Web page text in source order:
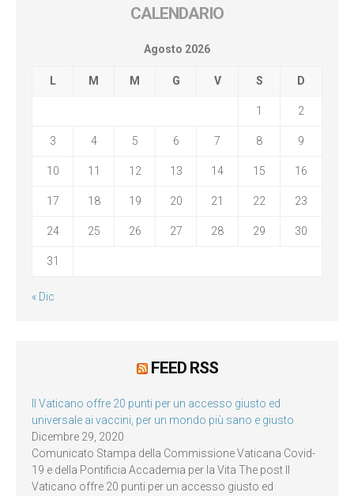
CALENDARIO
Agosto 2026
L M M G V S D
1 2
3 4 5 6 7 8 9
10 11 12 13 14 15 16
17 18 19 20 21 22 23
24 25 26 27 28 29 30
31
« Dic
FEED RSS
Il Vaticano offre 20 punti per un accesso giusto ed
universale ai vaccini, per un mondo più sano e giusto
Dicembre 29, 2020
Comunicato Stampa della Commissione Vaticana Covid-
19 e della Pontificia Accademia per la Vita The post Il
Vaticano offre 20 punti per un accesso giusto ed